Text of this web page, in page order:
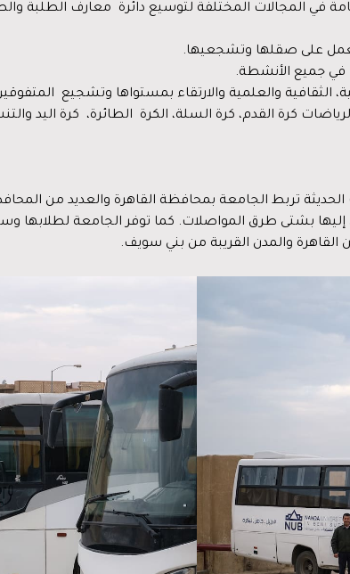
في المجالات المختلفة لتوسيع دائرة معارف الطلبة
على صقلها وتشجعيها.
في جميع الأنشطة.
الثقافية والعلمية والارتقاء بمستواها وتشجيع
كرة القدم، كرة السلة، الكرة الطائرة، كرة اليد
تربط الجامعة بمحافظة القاهرة والعديد من
بشتى طرق المواصلات. كما توفر الجامعة
والمدن القريبة من بني سويف.